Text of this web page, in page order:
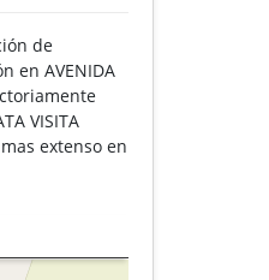
de
en AVENIDA
VISITA
extenso en